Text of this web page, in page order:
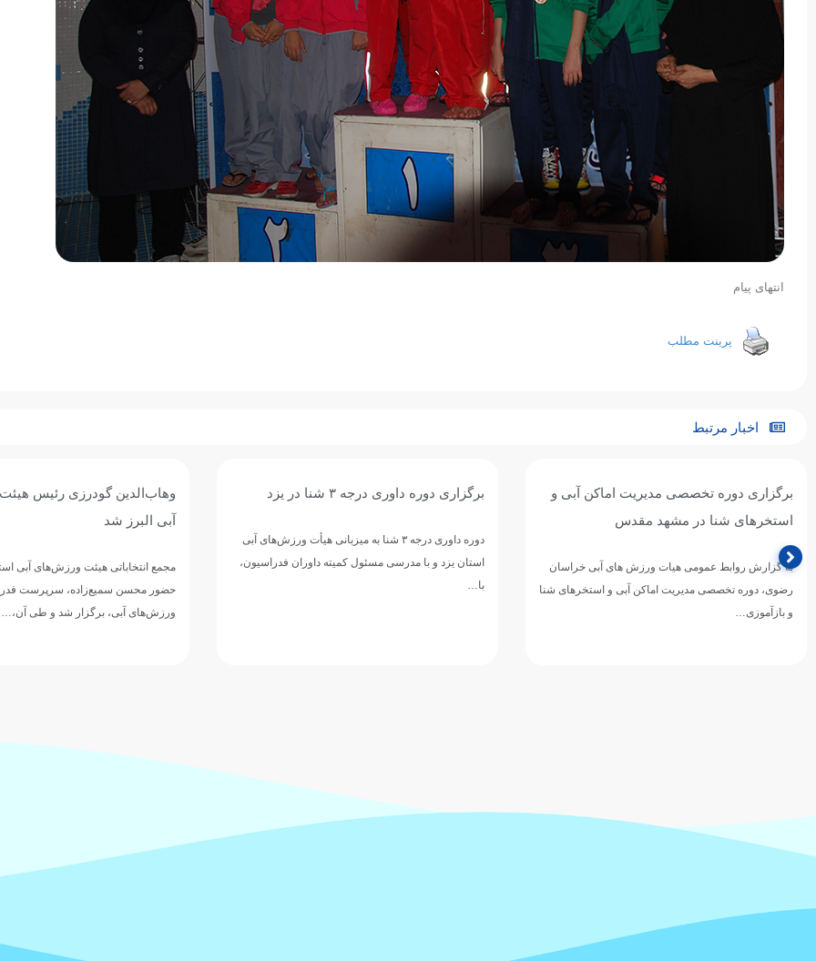
انتهای پیام
پرینت مطلب
اخبار مرتبط
برگزاری دوره تخصصی مدیریت اماکن آبی و
استخرهای شنا در مشهد مقدس
به گزارش روابط‌ عمومی هیات ورزش های آبی خراسان
رضوی، دوره تخصصی مدیریت اماکن آبی و استخرهای شنا
و بازآموزی…
برگزاری دوره داوری درجه ۳ شنا در یزد
دوره داوری درجه ۳ شنا به میزبانی هیأت ورزش‌های آبی
استان یزد و با مدرسی مسئول کمیته داوران فدراسیون،
با…
وهاب‌الدین گودرزی رئیس
آبی البرز شد
مجمع انتخاباتی هیئت ورزش‌های آبی
حضور محسن سمیع‌زاده، سرپرست
ورزش‌های آبی، برگزار شد و طی آن،…